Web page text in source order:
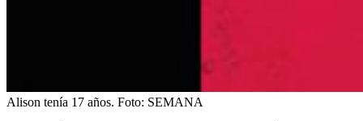
Alison tenía 17 años. Foto: SEMANA